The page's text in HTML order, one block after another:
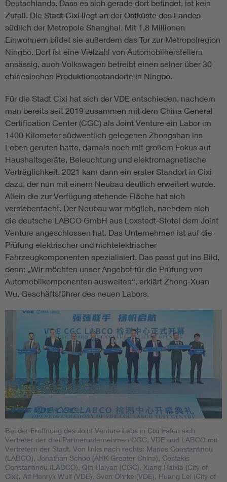
Deutschlands. Dass es sich gerade dort befindet, ist kein
Zufall. Die Stadt Cixi liegt an der Ostküste des Landes
südlich der Metropole Shanghai. Mit 1,8 Millionen
Einwohnern bildet sie außerdem das Tor zur Metropolregion
Ningbo. Dort ist eine Vielzahl von Automobilherstellern
ansässig, auch Volkswagen betreibt einen seiner über 30
chinesischen Produktionsstandorte in Ningbo.
Für die Stadt Cixi hat sich der VDE entschieden, nachdem
man bereits seit 2019 zusammen mit dem China General
Certification Center (CGC) als Joint Venture ein Labor im
1400 Kilometer südwestlich gelegenen Zhongshan ins
Leben gerufen hatte, damals noch mit großem Fokus auf
Haushaltsgeräte, Beleuchtung und elektromagnetische
Verträglichkeit. 2021 kam dann ein erster Standort in Cixi
dazu, der nun mit einem Neubau deutlich erweitert wurde.
Allein die zur Verfügung stehende Fläche hat sich
versiebenfacht. Der Neubau war möglich, nachdem sich
die deutsche LABCO GmbH aus Loxstedt-Stotel dem Joint
Venture angeschlossen hat. Das Unternehmen ist auf die
Prüfung elektrischer und nichtelektrischer
Fahrzeugkomponenten spezialisiert. Das passt gut ins Bild,
denn: „Wir möchten unser Angebot für die Prüfung von
Automobilkomponenten ausweiten“, erklärt Zhong-Xuan
Wu, Geschäftsführer des neuen Labors.
Bei der Eröffnung des Joint Venture Labs in Cixi trafen sich
Vertreter der drei Partnerunternehmen CGC, VDE und LABCO mit
Vertretern der Stadt. Von links nach rechts: Marios Constantinou
(LABCO), Jonathan Schoo (AHK Greater China), Costakis
Constantinou (LABCO), Qin Haiyan (CGC), Xiang Haixia (City of
Cixi), Alf Henryk Wulf (VDE), Sven Öhrke (VDE), Huang Lei (City of